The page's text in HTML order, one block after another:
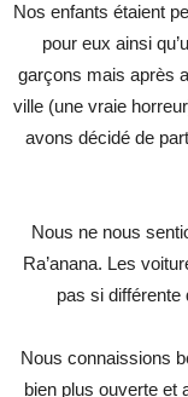
Nos enfants étaient
pour eux ainsi
garçons mais après
ville (une vraie
avons décidé de
Nous ne nous
Ra’anana. Les
pas si différente
Nous connaissions
bien plus ouverte et